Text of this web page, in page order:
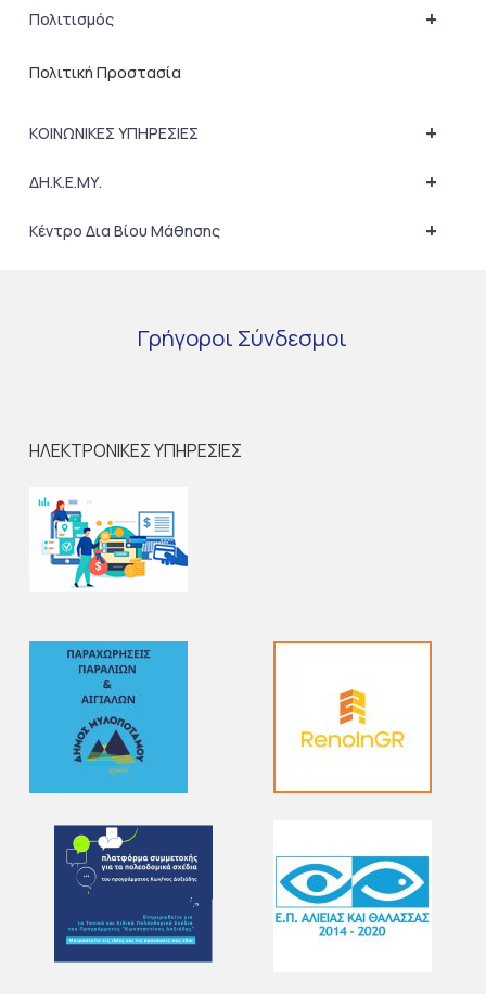
+
Πολιτισμός
Πολιτική Προστασία
+
ΚΟΙΝΩΝΙΚΕΣ ΥΠΗΡΕΣΙΕΣ
+
ΔΗ.Κ.Ε.ΜΥ.
+
Κέντρο Δια Βίου Μάθησης
Γρήγοροι Σύνδεσμοι
ΗΛΕΚΤΡΟΝΙΚΕΣ ΥΠΗΡΕΣΙΕΣ